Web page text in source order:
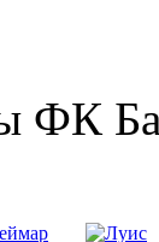
ФК